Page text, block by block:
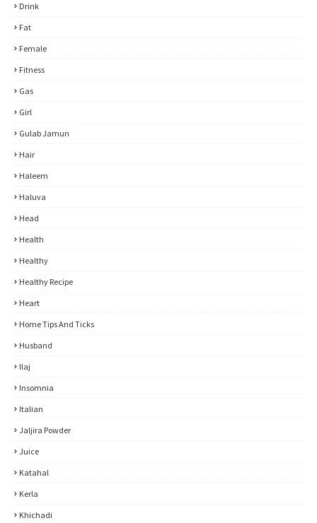
Drink
Fat
Female
Fitness
Gas
Girl
Gulab Jamun
Hair
Haleem
Haluva
Head
Health
Healthy
Healthy Recipe
Heart
Home Tips And Ticks
Husband
Ilaj
Insomnia
Italian
Jaljira Powder
Juice
Katahal
Kerla
Khichadi